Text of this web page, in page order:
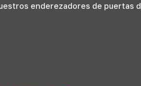
enderezadores de puertas